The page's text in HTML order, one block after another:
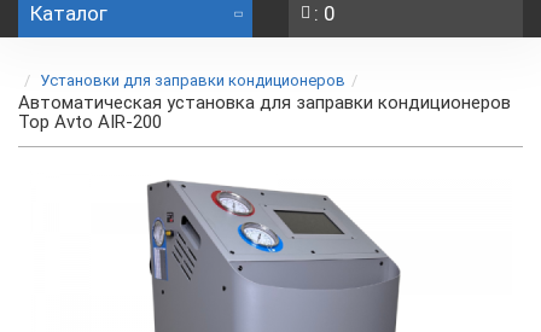
Каталог : 0
Установки для заправки кондиционеров
Автоматическая установка для заправки кондиционеров
Top Avto AIR-200